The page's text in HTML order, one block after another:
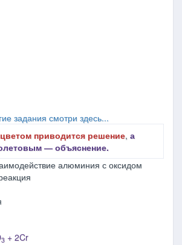
задания смотри здесь...
приводится решение, а
― объяснение.
алюминия с оксидом
3 + 2Cr